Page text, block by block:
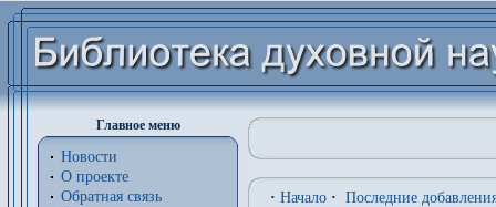
Главное меню
Новости
О проекте
Обратная связь
· Начало · Последние